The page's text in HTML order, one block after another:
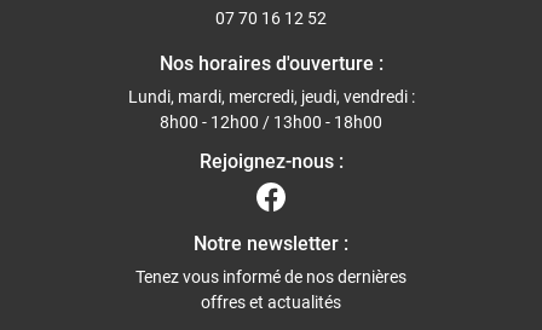
07 70 16 12 52
Nos horaires d'ouverture :
Lundi, mardi, mercredi, jeudi, vendredi :
8h00 - 12h00 / 13h00 - 18h00
Rejoignez-nous :
Notre newsletter :
Tenez vous informé de nos dernières
offres et actualités